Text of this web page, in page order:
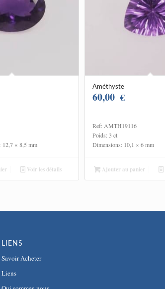
12,7 × 8,5 mm
Voir les détails
Améthyste
60,00 €
Ref: AMTH19116
Poids: 3 ct
Dimensions: 10,1 × 6 mm
Ajouter au panier
LIENS
Savoir Acheter
Liens